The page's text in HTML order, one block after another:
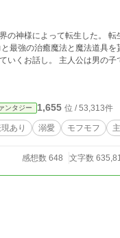
の神様によって転生した。
最強の治癒魔法と魔法道具
いくお話し。 主人公は男の
ンタジー 1,655 位 / 53,313件
あり 溺愛 モフモフ
感想数 648 文字数